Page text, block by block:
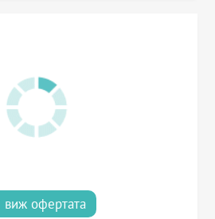
виж офертата